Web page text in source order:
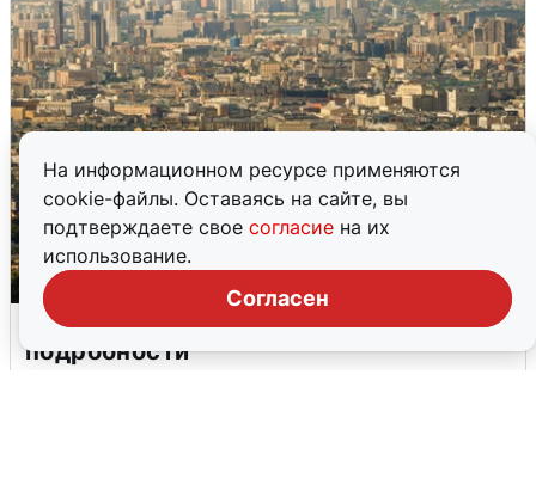
На информационном ресурсе применяются
cookie-файлы. Оставаясь на сайте, вы
подтверждаете свое согласие на их
использование.
Согласен
Москвичи услышали грохот в небе:
подробности